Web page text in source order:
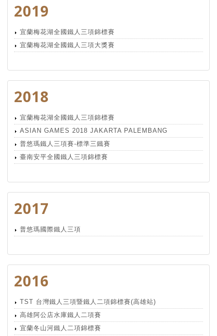
2019
宜蘭梅花湖全國鐵人三項錦標賽
宜蘭梅花湖全國鐵人三項大獎賽
2018
宜蘭梅花湖全國鐵人三項錦標賽
ASIAN GAMES 2018 JAKARTA PALEMBANG
普悠瑪鐵人三項賽-標準三鐵賽
臺南安平全國鐵人三項錦標賽
2017
普悠瑪國際鐵人三項
2016
TST 台灣鐵人三項暨鐵人二項錦標賽(高雄站)
高雄阿公店水庫鐵人二項賽
宜蘭冬山河鐵人二項錦標賽